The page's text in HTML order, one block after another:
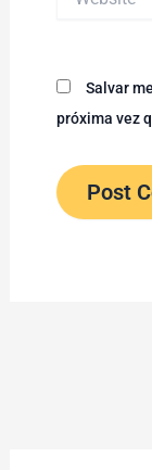
Salvar
próxima vez